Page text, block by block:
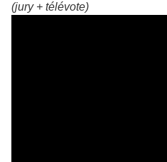
(jury + télévote)